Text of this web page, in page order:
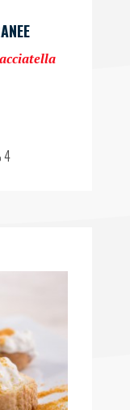
4